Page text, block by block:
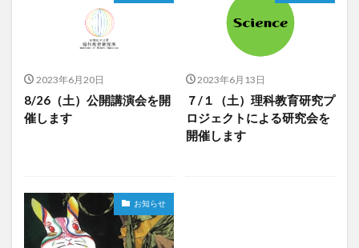
2023年6月20日
8/26（土）公開講演会を開
催します
2023年6月13日
７/１（土）理科教育研究プ
ロジェクトによる研究会を
開催します
お知らせ